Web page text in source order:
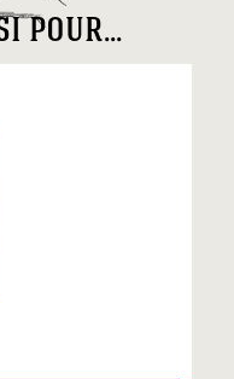
pour...